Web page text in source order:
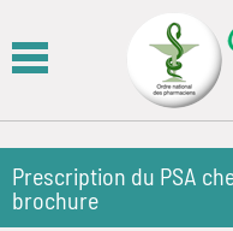
Prescription du PSA
brochure